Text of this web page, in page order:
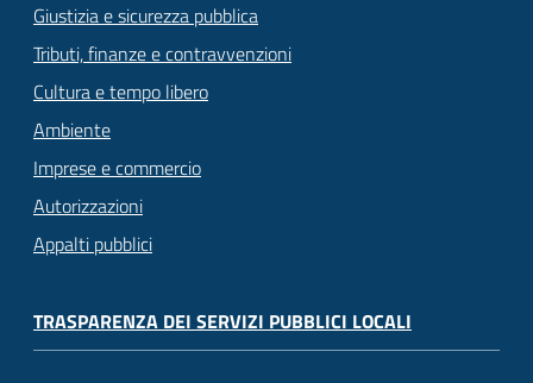
Giustizia e sicurezza pubblica
Tributi, finanze e contravvenzioni
Cultura e tempo libero
Ambiente
Imprese e commercio
Autorizzazioni
Appalti pubblici
TRASPARENZA DEI SERVIZI PUBBLICI LOCALI